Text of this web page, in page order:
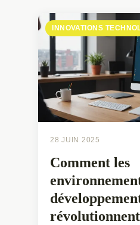
INNOVATIONS
28 JUIN 2025
Comment les